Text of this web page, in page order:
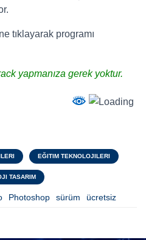
tıklayarak programı
yapmanıza gerek yoktur.
EĞITIM TEKNOLOJILERI
TASARIM
Photoshop sürüm ücretsiz